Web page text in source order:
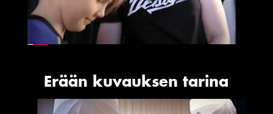
Erään kuvauksen tarina